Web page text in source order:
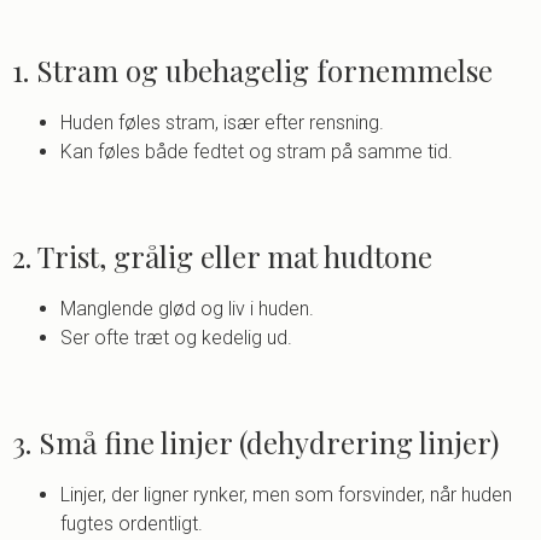
1. Stram og ubehagelig fornemmelse
Huden føles stram, især efter rensning.
Kan føles både fedtet og stram på samme tid.
2. Trist, grålig eller mat hudtone
Manglende glød og liv i huden.
Ser ofte træt og kedelig ud.
3. Små fine linjer (dehydrering linjer)
Linjer, der ligner rynker, men som forsvinder, når huden
fugtes ordentligt.